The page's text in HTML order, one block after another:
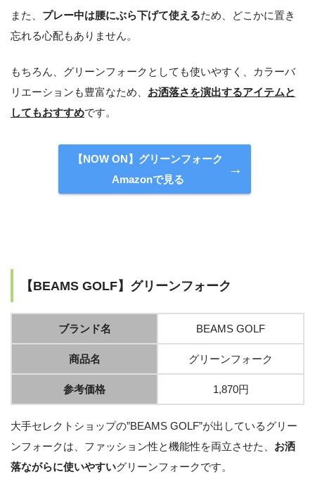
また、 プレー中は腰にぶら下げて使えるため、どこかに置き
忘れる心配もありません。
もちろん、グリーンフォークとしても使いやすく、カラーバ
リエーションも豊富なため、 お洒落さを演出するアイテムと
してもおすすめです。
【NOW ON】グリーンフォーク
Amazonで見る
【BEAMS GOLF】グリーンフォーク
ブランド名 BEAMS GOLF
商品名 グリーンフォーク
参考価格 1,870円
大手セレクトショップの”BEAMS GOLF”が出しているグリー
ンフォークは、ファッション性と機能性を両立させた、 お洒
落ながらに使いやすいグリーンフォークです。